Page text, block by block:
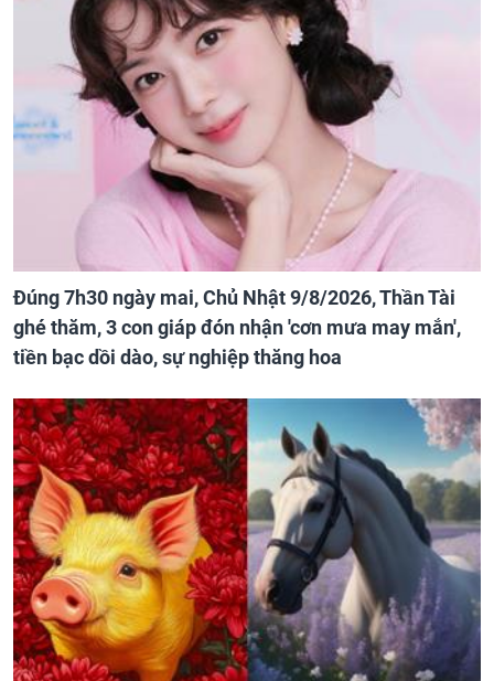
Đúng 7h30 ngày mai, Chủ Nhật 9/8/2026, Thần Tài
ghé thăm, 3 con giáp đón nhận 'cơn mưa may mắn',
tiền bạc dồi dào, sự nghiệp thăng hoa